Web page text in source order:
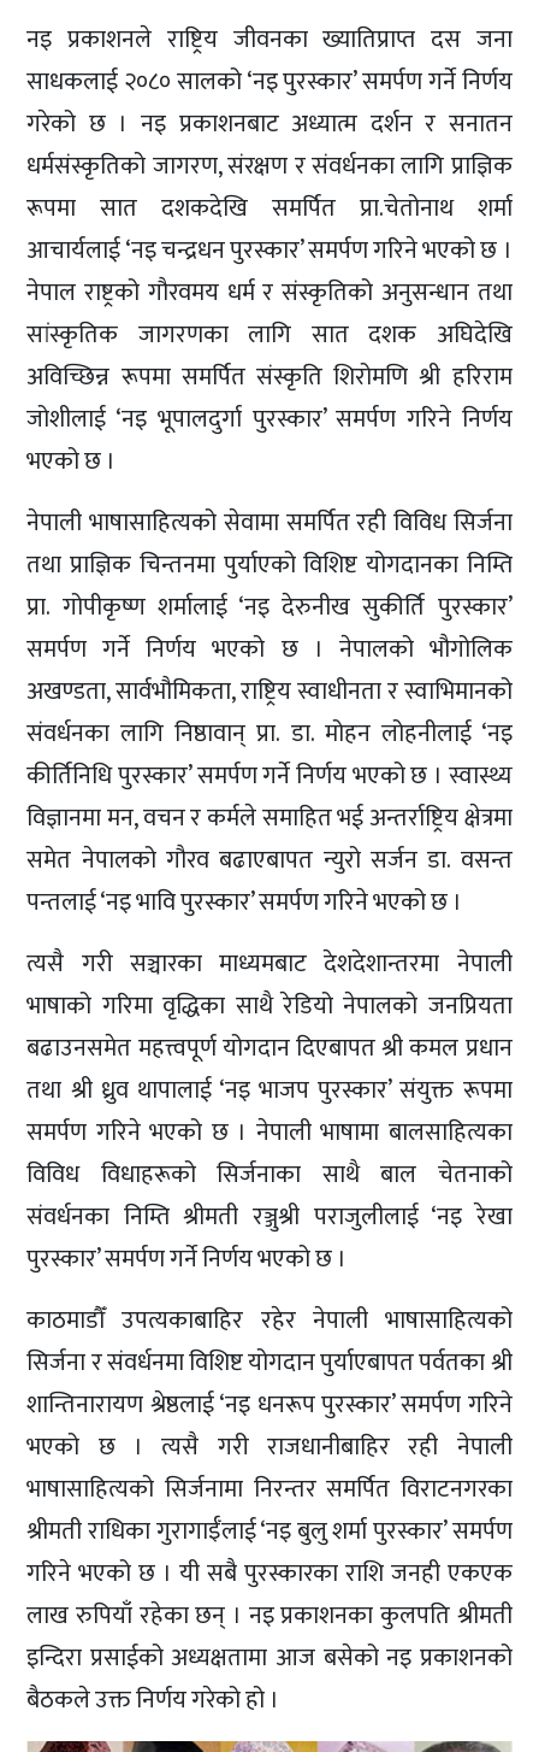
नइ प्रकाशनले राष्ट्रिय जीवनका ख्यातिप्राप्त दस जना
साधकलाई २०८० सालको ‘नइ पुरस्कार’ समर्पण गर्ने निर्णय
गरेको छ । नइ प्रकाशनबाट अध्यात्म दर्शन र सनातन
धर्मसंस्कृतिको जागरण, संरक्षण र संवर्धनका लागि प्राज्ञिक
रूपमा सात दशकदेखि समर्पित प्रा.चेतोनाथ शर्मा
आचार्यलाई ‘नइ चन्द्रधन पुरस्कार’ समर्पण गरिने भएको छ ।
नेपाल राष्ट्रको गौरवमय धर्म र संस्कृतिको अनुसन्धान तथा
सांस्कृतिक जागरणका लागि सात दशक अघिदेखि
अविच्छिन्न रूपमा समर्पित संस्कृति शिरोमणि श्री हरिराम
जोशीलाई ‘नइ भूपालदुर्गा पुरस्कार’ समर्पण गरिने निर्णय
भएको छ ।
नेपाली भाषासाहित्यको सेवामा समर्पित रही विविध सिर्जना
तथा प्राज्ञिक चिन्तनमा पुर्याएको विशिष्ट योगदानका निम्ति
प्रा. गोपीकृष्ण शर्मालाई ‘नइ देरुनीख सुकीर्ति पुरस्कार’
समर्पण गर्ने निर्णय भएको छ । नेपालको भौगोलिक
अखण्डता, सार्वभौमिकता, राष्ट्रिय स्वाधीनता र स्वाभिमानको
संवर्धनका लागि निष्ठावान् प्रा. डा. मोहन लोहनीलाई ‘नइ
कीर्तिनिधि पुरस्कार’ समर्पण गर्ने निर्णय भएको छ । स्वास्थ्य
विज्ञानमा मन, वचन र कर्मले समाहित भई अन्तर्राष्ट्रिय क्षेत्रमा
समेत नेपालको गौरव बढाएबापत न्युरो सर्जन डा. वसन्त
पन्तलाई ‘नइ भावि पुरस्कार’ समर्पण गरिने भएको छ ।
त्यसै गरी सञ्चारका माध्यमबाट देशदेशान्तरमा नेपाली
भाषाको गरिमा वृद्धिका साथै रेडियो नेपालको जनप्रियता
बढाउनसमेत महत्त्वपूर्ण योगदान दिएबापत श्री कमल प्रधान
तथा श्री ध्रुव थापालाई ‘नइ भाजप पुरस्कार’ संयुक्त रूपमा
समर्पण गरिने भएको छ । नेपाली भाषामा बालसाहित्यका
विविध विधाहरूको सिर्जनाका साथै बाल चेतनाको
संवर्धनका निम्ति श्रीमती रञ्जुश्री पराजुलीलाई ‘नइ रेखा
पुरस्कार’ समर्पण गर्ने निर्णय भएको छ ।
काठमाडौँ उपत्यकाबाहिर रहेर नेपाली भाषासाहित्यको
सिर्जना र संवर्धनमा विशिष्ट योगदान पुर्याएबापत पर्वतका श्री
शान्तिनारायण श्रेष्ठलाई ‘नइ धनरूप पुरस्कार’ समर्पण गरिने
भएको छ । त्यसै गरी राजधानीबाहिर रही नेपाली
भाषासाहित्यको सिर्जनामा निरन्तर समर्पित विराटनगरका
श्रीमती राधिका गुरागाईँलाई ‘नइ बुलु शर्मा पुरस्कार’ समर्पण
गरिने भएको छ । यी सबै पुरस्कारका राशि जनही एकएक
लाख रुपियाँ रहेका छन् । नइ प्रकाशनका कुलपति श्रीमती
इन्दिरा प्रसाईको अध्यक्षतामा आज बसेको नइ प्रकाशनको
बैठकले उक्त निर्णय गरेको हो ।